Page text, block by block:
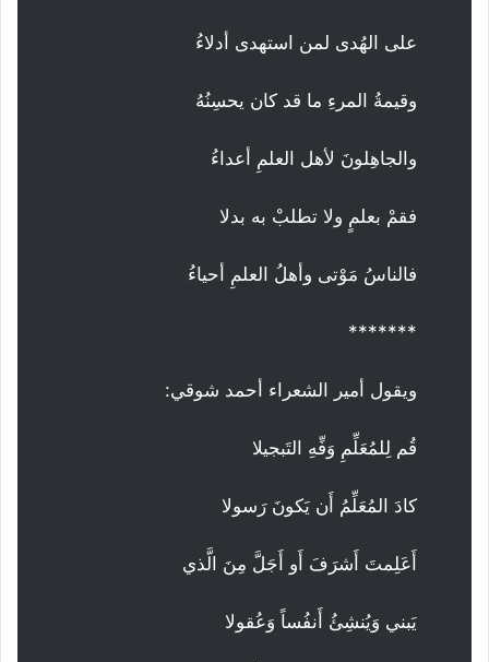
على الهُدى لمن استهدى أدلاءُ
وقيمةُ المرءِ ما قد كان يحسِنُهُ
والجاهِلونَ لأهل العلمِ أعداءُ
فقمْ بعلمٍ ولا تطلبْ به بدلا
فالناسُ مَوْتى وأهلُ العلمِ أحياءُ
*******
ويقول أمير الشعراء أحمد شوقي:
قُم لِلمُعَلِّمِ وَفِّهِ التَبجيلا
كادَ المُعَلِّمُ أَن يَكونَ رَسولا
أَعَلِمتَ أَشرَفَ أَو أَجَلَّ مِنَ الَّذي
يَبني وَيُنشِئُ أَنفُساً وَعُقولا